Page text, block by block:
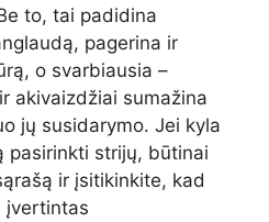
to, tai padidina
pagerina ir
o svarbiausia –
akivaizdžiai sumažina
jų susidarymo. Jei kyla
pasirinkti strijų, būtinai
ir įsitikinkite, kad
įvertintas